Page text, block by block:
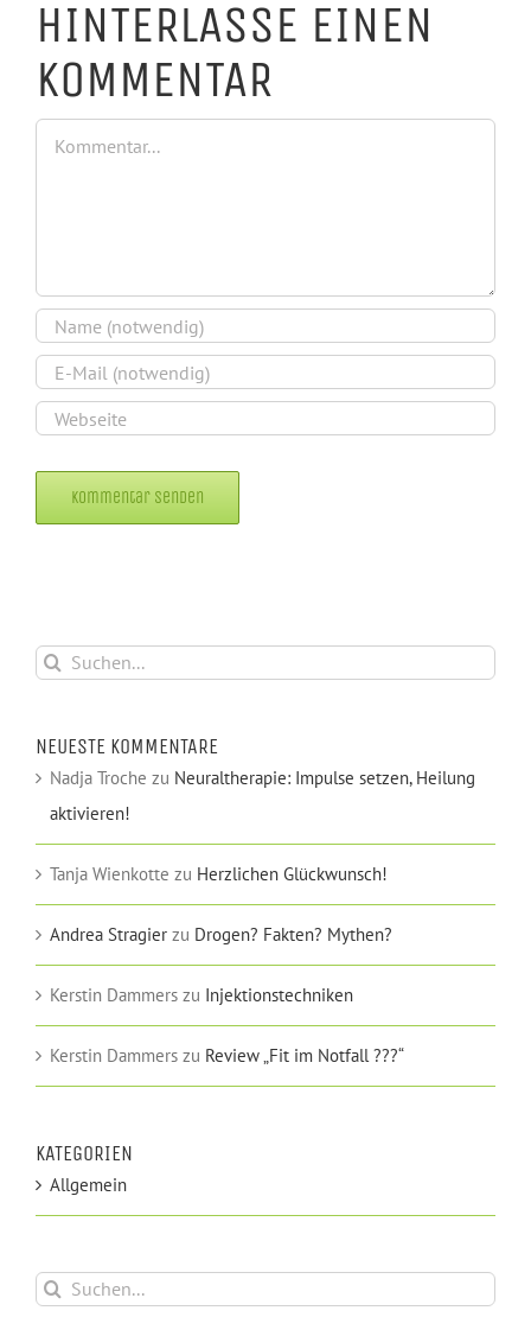
HINTERLASSE EINEN
KOMMENTAR
Kommentar
Suche
NEUESTE KOMMENTARE
Nadja Troche zu Neuraltherapie: Impulse setzen, Heilung
aktivieren!
Tanja Wienkotte zu Herzlichen Glückwunsch!
Andrea Stragier zu Drogen? Fakten? Mythen?
Kerstin Dammers zu Injektionstechniken
Kerstin Dammers zu Review „Fit im Notfall ???“
KATEGORIEN
Allgemein
Suche